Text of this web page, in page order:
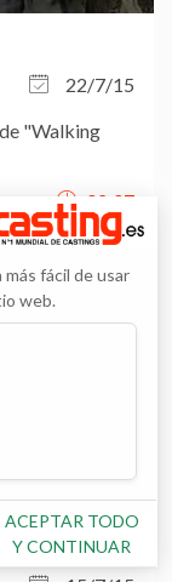
22/7/15
"Walking
02:07
fácil de usar
web.
ACEPTAR TODO
Y CONTINUAR